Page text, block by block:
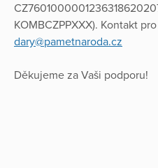
KOMBCZPPXXX). Kontakt
dary@pametnaroda.cz
Děkujeme za Vaši podporu!